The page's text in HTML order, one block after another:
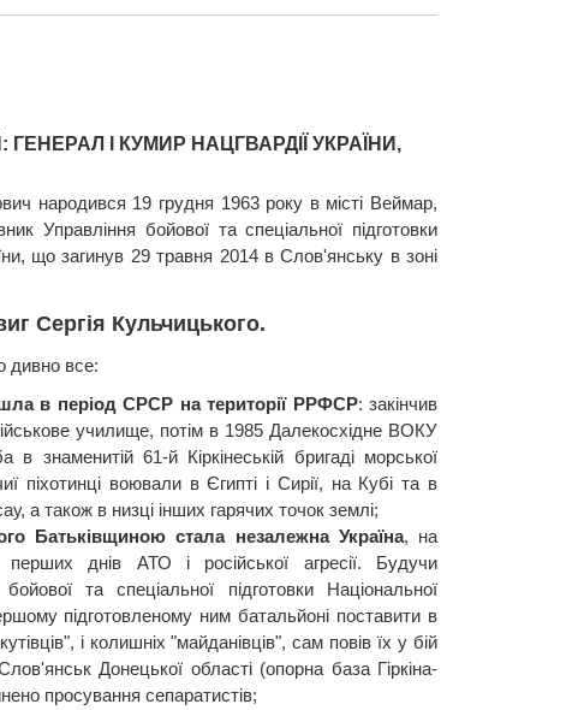
І КУМИР НАЦГВАРДІЇ УКРАЇНИ,
народився 19 грудня 1963 року в місті Веймар,
Управління бойової та спеціальної підготовки
що загинув 29 травня 2014 в Слов'янську в зоні
Сергія Кульчицького.
дивно все:
в період СРСР на території РРФСР: закінчив
училище, потім в 1985 Далекосхідне ВОКУ
знаменитій 61-й Кіркінеській бригаді морської
піхотинці воювали в Єгипті і Сирії, на Кубі та в
а також в низці інших гарячих точок землі;
Батьківщиною стала незалежна Україна, на
днів АТО і російської агресії. Будучи
та спеціальної підготовки Національної
підготовленому ним батальйоні поставити в
і колишніх "майданівців", сам повів їх у бій
Донецької області (опорна база Гіркіна-
просування сепаратистів;